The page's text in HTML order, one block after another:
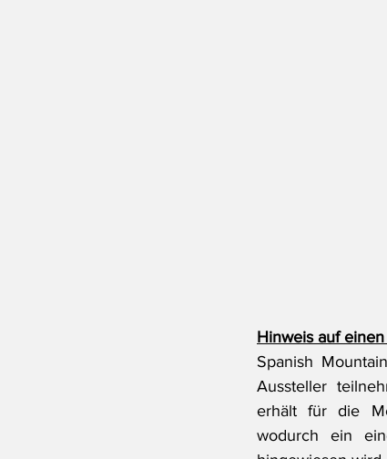
Hinweis auf
Spanish
Aussteller
erhält für die
wodurch ein